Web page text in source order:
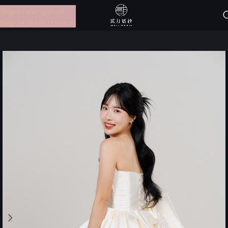
Skip to navigation
Skip to main content
選單